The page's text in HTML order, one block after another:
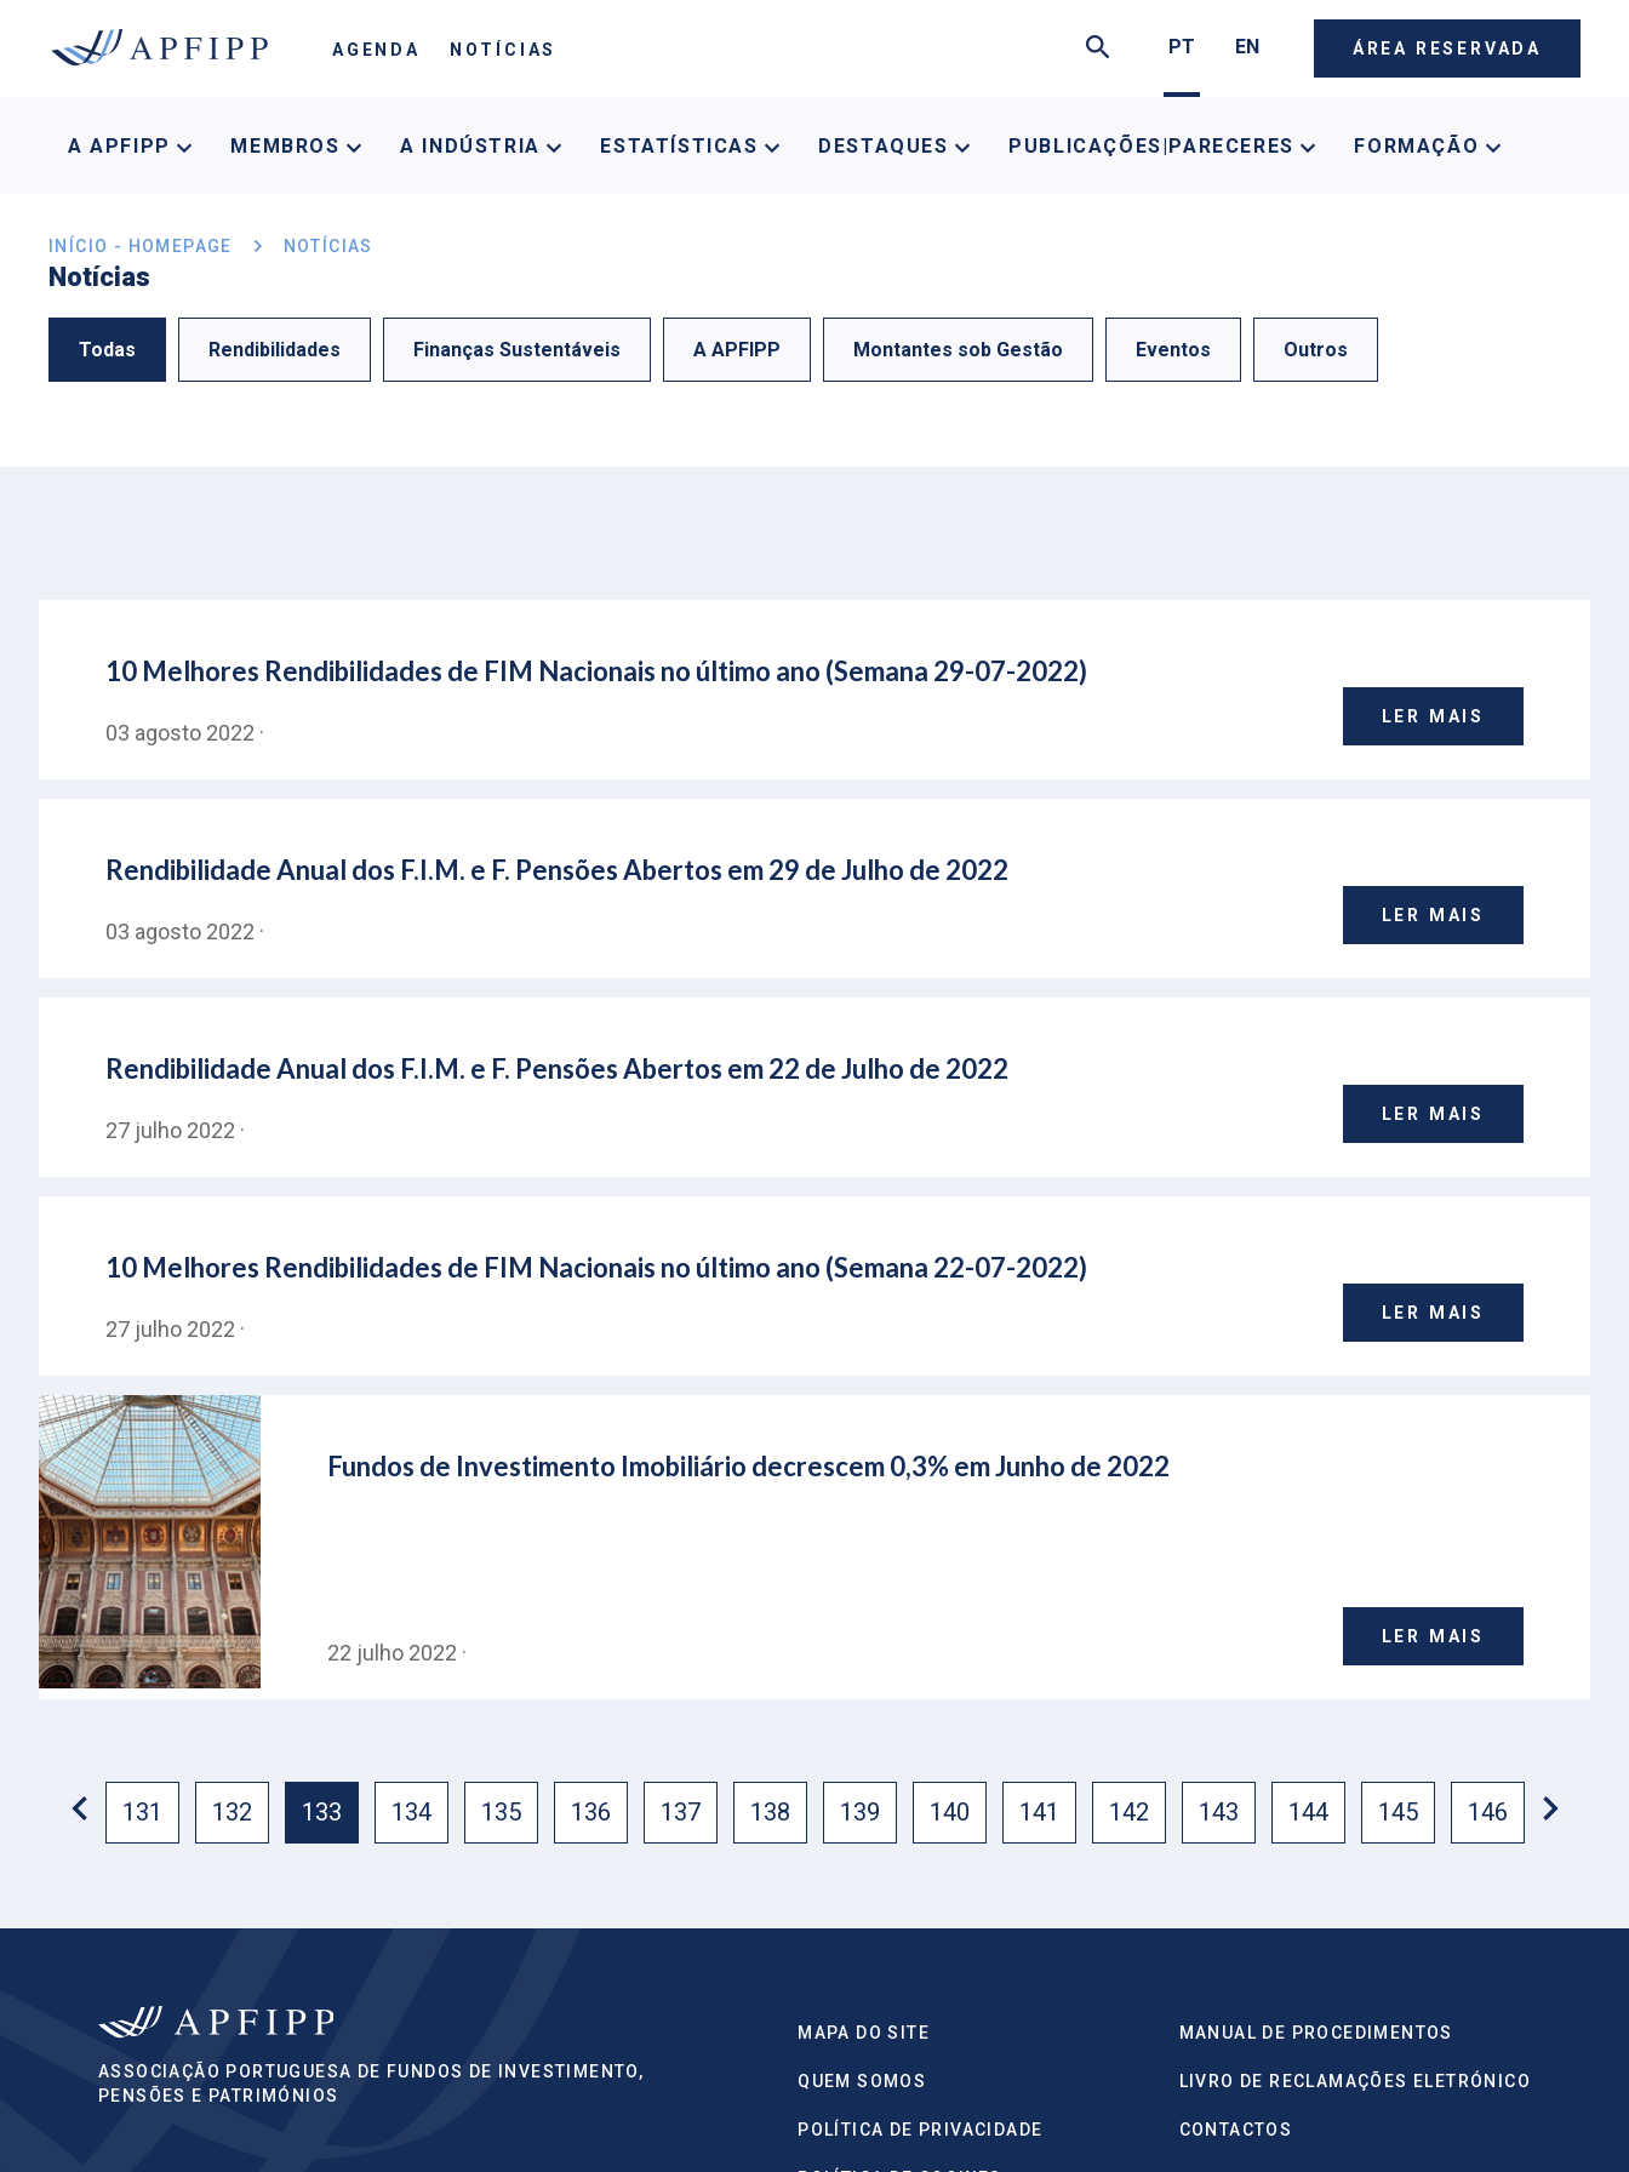
AGENDA NOTÍCIAS PT EN ÁREA RESERVADA
A APFIPP MEMBROS A INDÚSTRIA ESTATÍSTICAS DESTAQUES PUBLICAÇÕES|PARECERES FORMAÇÃO
INÍCIO - HOMEPAGE NOTÍCIAS
Notícias
Todas Rendibilidades Finanças Sustentáveis A APFIPP Montantes sob Gestão Eventos Outros
10 Melhores Rendibilidades de FIM Nacionais no último ano (Semana 29-07-2022)
03 agosto 2022 ·
LER MAIS
Rendibilidade Anual dos F.I.M. e F. Pensões Abertos em 29 de Julho de 2022
03 agosto 2022 ·
LER MAIS
Rendibilidade Anual dos F.I.M. e F. Pensões Abertos em 22 de Julho de 2022
27 julho 2022 ·
LER MAIS
10 Melhores Rendibilidades de FIM Nacionais no último ano (Semana 22-07-2022)
27 julho 2022 ·
LER MAIS
Fundos de Investimento Imobiliário decrescem 0,3% em Junho de 2022
22 julho 2022 ·
LER MAIS
131 132 133 134 135 136 137 138 139 140 141 142 143 144 145 146
ASSOCIAÇÃO PORTUGUESA DE FUNDOS DE INVESTIMENTO,
PENSÕES E PATRIMÓNIOS
MAPA DO SITE MANUAL DE PROCEDIMENTOS
QUEM SOMOS LIVRO DE RECLAMAÇÕES ELETRÓNICO
POLÍTICA DE PRIVACIDADE CONTACTOS